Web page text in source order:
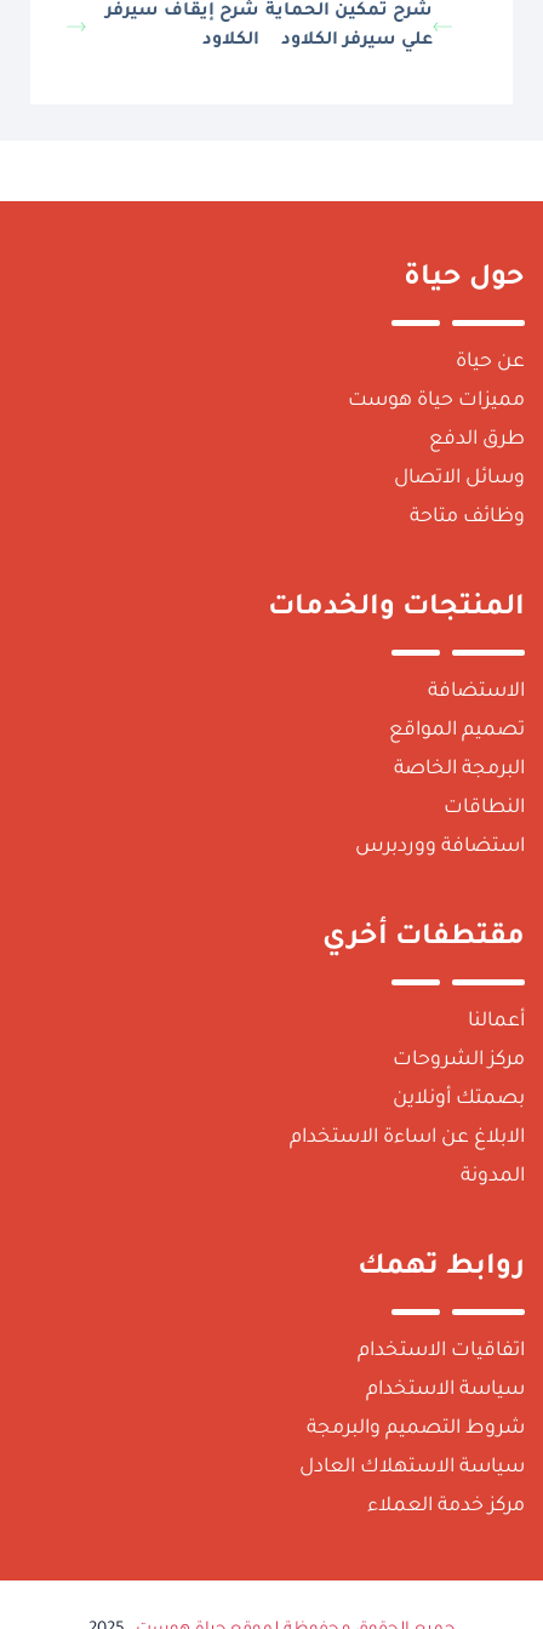
شرح تمكين الحماية
علي سيرفر الكلاود
شرح إيقاف سيرفر
الكلاود
حياة
حياة
حياة هوست
الدفع
الاتصال
متاحة
والخدمات
المواقع
الخاصة
ووردبرس
أخري
الشروحات
أونلاين
عن اساءة الاستخدام
تهمك
الاستخدام
الاستخدام
التصميم والبرمجة
الاستهلاك العادل
خدمة العملاء